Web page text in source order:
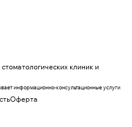
клиник и
информационно-консультационные услуги
Оферта